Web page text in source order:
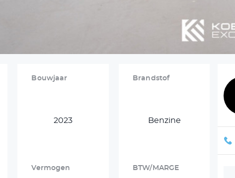
Bouwjaar
2023
Brandstof
Benzine
Vermogen BTW/MARGE